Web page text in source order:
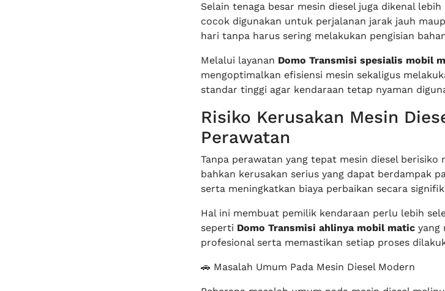
Selain tenaga besar mesin diesel juga dikenal
cocok digunakan untuk perjalanan jarak jauh
hari tanpa harus sering melakukan pengisian
Melalui layanan Domo Transmisi spesialis mobil
mengoptimalkan efisiensi mesin sekaligus
standar tinggi agar kendaraan tetap nyaman
Risiko Kerusakan Mesin
Perawatan
Tanpa perawatan yang tepat mesin diesel
bahkan kerusakan serius yang dapat berdampak
serta meningkatkan biaya perbaikan secara
Hal ini membuat pemilik kendaraan perlu lebih
seperti Domo Transmisi ahlinya mobil maticyang
profesional serta memastikan setiap proses
🚗 Masalah Umum Pada Mesin Diesel Modern